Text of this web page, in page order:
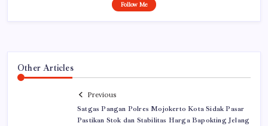
Follow Me
Other Articles
Previous
Satgas Pangan Polres Mojokerto Kota Sidak Pasar
Pastikan Stok dan Stabilitas Harga Bapokting Jelang